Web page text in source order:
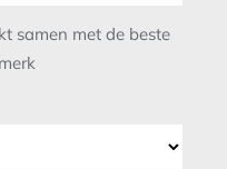
samen met de beste